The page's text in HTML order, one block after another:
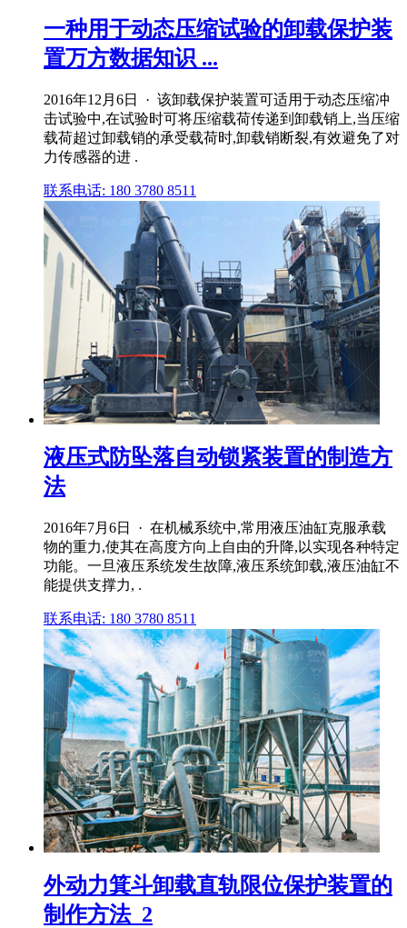
一种用于动态压缩试验的卸载保护装
置万方数据知识 ...
2016年12月6日 · 该卸载保护装置可适用于动态压缩冲
击试验中,在试验时可将压缩载荷传递到卸载销上,当压缩
载荷超过卸载销的承受载荷时,卸载销断裂,有效避免了对
力传感器的进 .
联系电话: 180 3780 8511
液压式防坠落自动锁紧装置的制造方
法
2016年7月6日 · 在机械系统中,常用液压油缸克服承载
物的重力,使其在高度方向上自由的升降,以实现各种特定
功能。一旦液压系统发生故障,液压系统卸载,液压油缸不
能提供支撑力, .
联系电话: 180 3780 8511
外动力箕斗卸载直轨限位保护装置的
制作方法_2